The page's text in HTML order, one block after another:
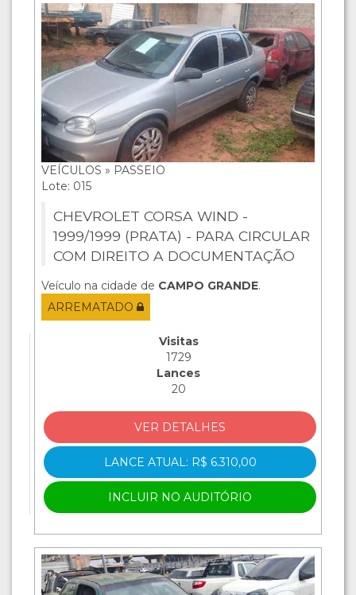
VEÍCULOS » PASSEIO
Lote: 015
CHEVROLET CORSA WIND -
1999/1999 (PRATA) - PARA CIRCULAR
COM DIREITO A DOCUMENTAÇÃO
Veículo na cidade de CAMPO GRANDE.
ARREMATADO
Visitas
1729
Lances
20
VER DETALHES
LANCE ATUAL: R$ 6.310,00
INCLUIR NO AUDITÓRIO